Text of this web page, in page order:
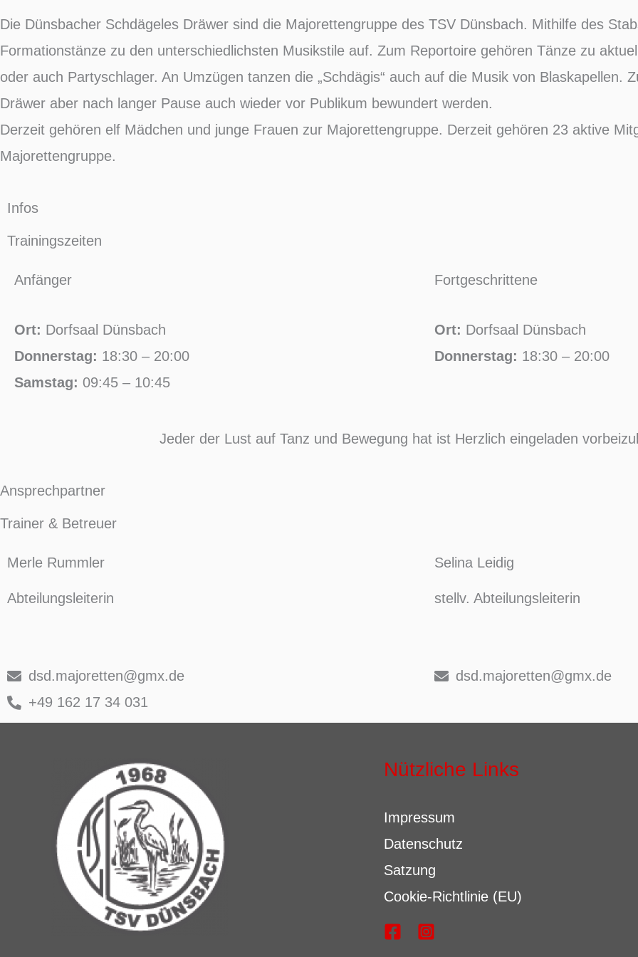
Die Dünsbacher Schdägeles Dräwer sind die Majorettengruppe des TSV Dünsbach. Mithilfe des
Formationstänze zu den unterschiedlichsten Musikstile auf. Zum Reportoire gehören Tänze zu
oder auch Partyschlager. An Umzügen tanzen die „Schdägis“ auch auf die Musik von Blaskapellen.
Dräwer aber nach langer Pause auch wieder vor Publikum bewundert werden.
Derzeit gehören elf Mädchen und junge Frauen zur Majorettengruppe. Derzeit gehören 23 aktive
Majorettengruppe.
Infos
Trainingszeiten
Anfänger
Ort: Dorfsaal Dünsbach
Donnerstag: 18:30 – 20:00
Samstag: 09:45 – 10:45
Fortgeschrittene
Ort: Dorfsaal Dünsbach
Donnerstag: 18:30 – 20:00
Jeder der Lust auf Tanz und Bewegung hat ist Herzlich eingeladen
Ansprechpartner
Trainer & Betreuer
Merle Rummler
Abteilungsleiterin
dsd.majoretten@gmx.de
+49 162 17 34 031
Selina Leidig
stellv. Abteilungsleiterin
dsd.majoretten@gmx.de
Nützliche Links
Impressum
Datenschutz
Satzung
Cookie-Richtlinie (EU)